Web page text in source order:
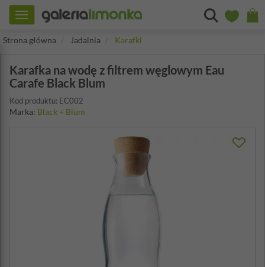
Toggle
navigation
Strona główna
Jadalnia Karafki
Karafka na wodę z filtrem węglowym Eau
Carafe Black Blum
Kod produktu: EC002
Marka: Black + Blum